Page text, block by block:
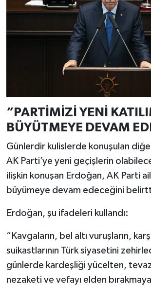
“PARTİMİZİ YENİ
BÜYÜTMEYE DEVAM
Günlerdir kulislerde konuşulan
AK Parti’ye yeni geçişlerin
ilişkin konuşan Erdoğan, AK Parti
büyümeye devam edeceğini
Erdoğan, şu ifadeleri kullandı:
“Kavgaların, bel altı vuruşların,
suikastlarının Türk siyasetini
günlerde kardeşliği yücelten,
nezaketi ve vefayı elden